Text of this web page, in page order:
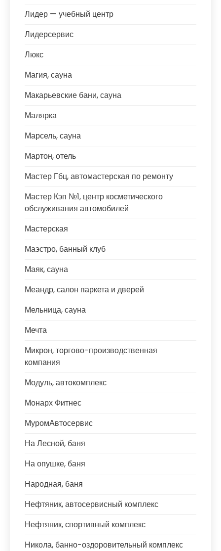
Лидер — учебный центр
Лидерсервис
Люкс
Магия, сауна
Макарьевские бани, сауна
Малярка
Марсель, сауна
Мартон, отель
Мастер Гбц, автомастерская по ремонту
Мастер Кэп №1, центр косметического
обслуживания автомобилей
Мастерская
Маэстро, банный клуб
Маяк, сауна
Меандр, салон паркета и дверей
Мельница, сауна
Мечта
Микрон, торгово-производственная
компания
Модуль, автокомплекс
Монарх Фитнес
МуромАвтосервис
На Лесной, баня
На опушке, баня
Народная, баня
Нефтяник, автосервисный комплекс
Нефтяник, спортивный комплекс
Никола, банно-оздоровительный комплекс